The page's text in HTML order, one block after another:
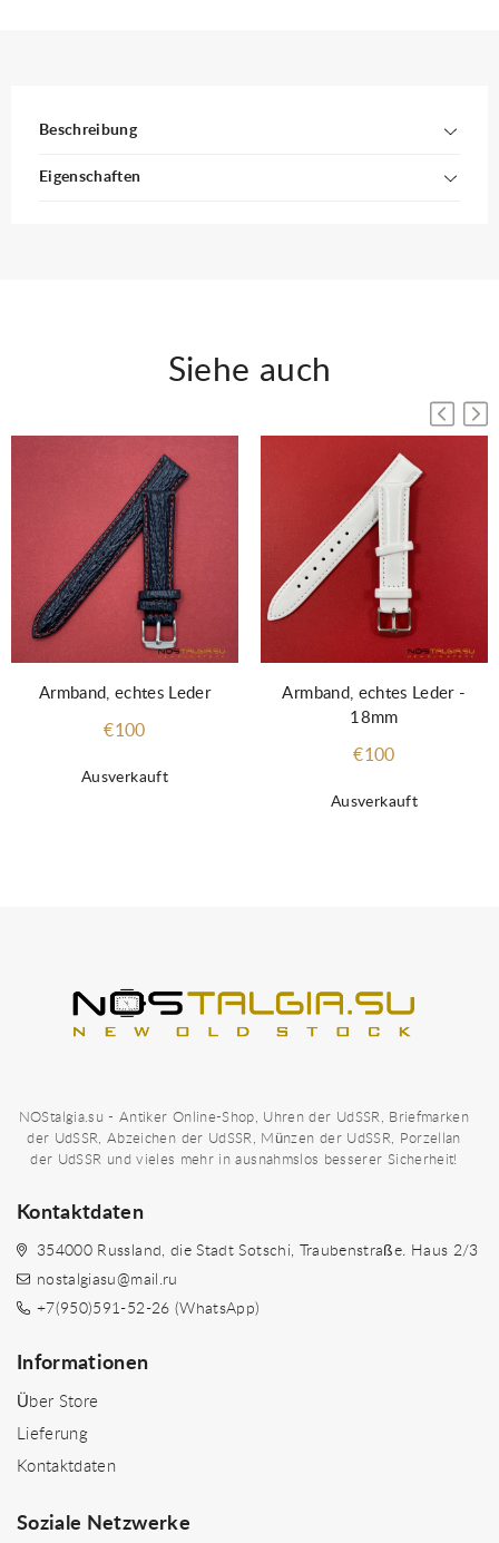
Beschreibung
Eigenschaften
Siehe auch
Ausverkauft
Armband, echtes Leder
€100
Ausverkauft
Armband, echtes Leder -
18mm
€100
NOStalgia.su - Antiker Online-Shop, Uhren der UdSSR, Briefmarken
der UdSSR, Abzeichen der UdSSR, Münzen der UdSSR, Porzellan
der UdSSR und vieles mehr in ausnahmslos besserer Sicherheit!
Kontaktdaten
354000 Russland, die Stadt Sotschi, Traubenstraße. Haus 2/3
nostalgiasu@mail.ru
+7(950)591-52-26 (WhatsApp)
Informationen
Über Store
Lieferung
Kontaktdaten
Soziale Netzwerke